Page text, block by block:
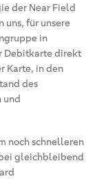
der Near Field
uns, für unsere
in
Debitkarte direkt
Karte, in den
des
und
noch schnelleren
gleichbleibend